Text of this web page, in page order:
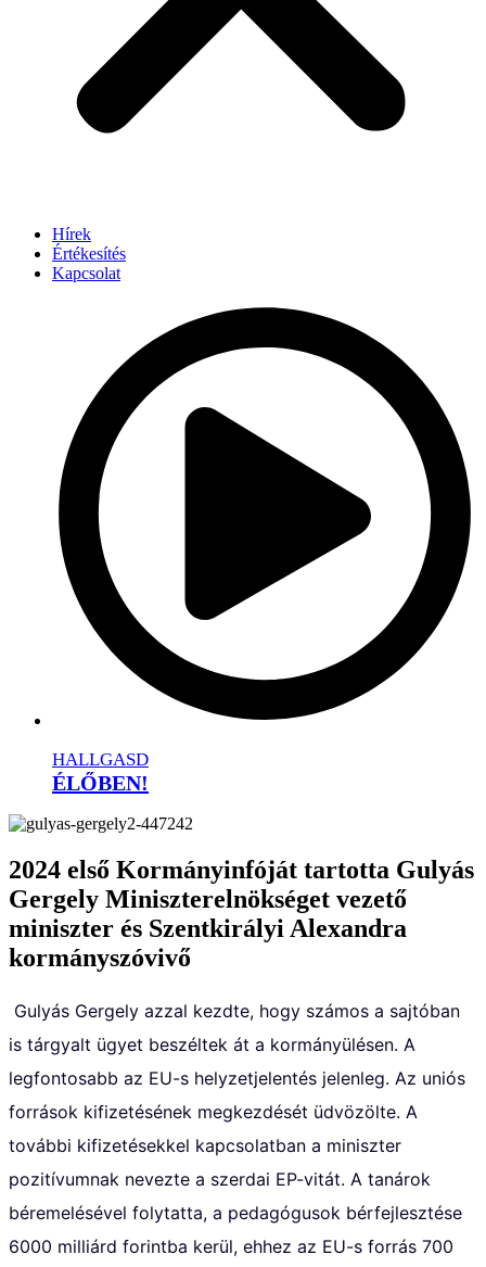
Hírek
Értékesítés
Kapcsolat
HALLGASD
ÉLŐBEN!
2024 első Kormányinfóját tartotta Gulyás
Gergely Miniszterelnökséget vezető
miniszter és Szentkirályi Alexandra
kormányszóvivő
Gulyás Gergely azzal kezdte, hogy számos a sajtóban
is tárgyalt ügyet beszéltek át a kormányülésen. A
legfontosabb az EU-s helyzetjelentés jelenleg. Az uniós
források kifizetésének megkezdését üdvözölte. A
további kifizetésekkel kapcsolatban a miniszter
pozitívumnak nevezte a szerdai EP-vitát. A tanárok
béremelésével folytatta, a pedagógusok bérfejlesztése
6000 milliárd forintba kerül, ehhez az EU-s forrás 700